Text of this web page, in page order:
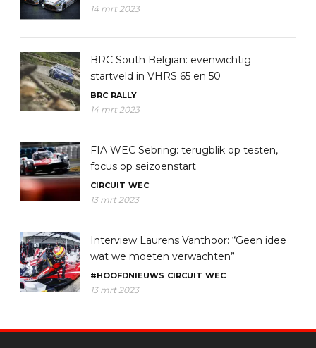
14 mrt 2023
BRC South Belgian: evenwichtig
startveld in VHRS 65 en 50
BRC RALLY
14 mrt 2023
FIA WEC Sebring: terugblik op testen,
focus op seizoenstart
CIRCUIT WEC
13 mrt 2023
Interview Laurens Vanthoor: “Geen idee
wat we moeten verwachten”
#HOOFDNIEUWS CIRCUIT WEC
13 mrt 2023